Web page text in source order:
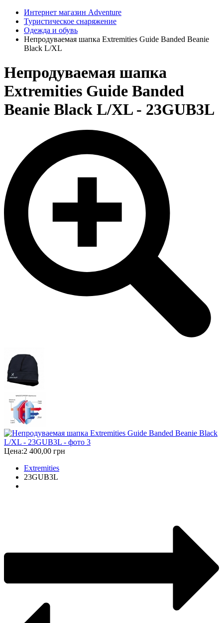
Интернет магазин Adventure
Туристическое снаряжение
Одежда и обувь
Непродуваемая шапка Extremities Guide Banded Beanie
Black L/XL
Непродуваемая шапка
Extremities Guide Banded
Beanie Black L/XL - 23GUB3L
Цена:2 400,00 грн
Extremities
23GUB3L